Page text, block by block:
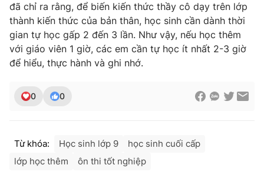
đã chỉ ra rằng, để biến kiến thức thầy cô dạy trên lớp
thành kiến thức của bản thân, học sinh cần dành thời
gian tự học gấp 2 đến 3 lần. Như vậy, nếu học thêm
với giáo viên 1 giờ, các em cần tự học ít nhất 2-3 giờ
để hiểu, thực hành và ghi nhớ.
0 0
Từ khóa: Học sinh lớp 9
học sinh cuối cấp
lớp học thêm
ôn thi tốt nghiệp